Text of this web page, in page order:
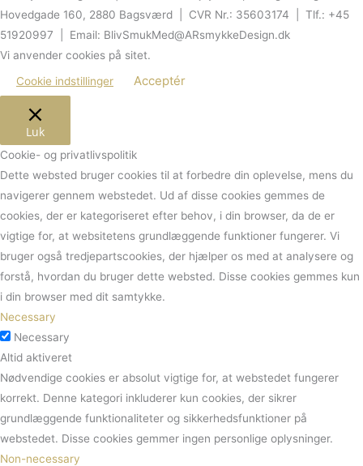
Hovedgade 160, 2880 Bagsværd | CVR Nr.: 35603174 | Tlf.: +45
51920997 | Email: BlivSmukMed@ARsmykkeDesign.dk
Vi anvender cookies på sitet.
Cookie indstillinger
Acceptér
Luk
Cookie- og privatlivspolitik
Dette websted bruger cookies til at forbedre din oplevelse, mens du
navigerer gennem webstedet. Ud af disse cookies gemmes de
cookies, der er kategoriseret efter behov, i din browser, da de er
vigtige for, at websitetens grundlæggende funktioner fungerer. Vi
bruger også tredjepartscookies, der hjælper os med at analysere og
forstå, hvordan du bruger dette websted. Disse cookies gemmes kun
i din browser med dit samtykke.
Necessary
Necessary
Altid aktiveret
Nødvendige cookies er absolut vigtige for, at webstedet fungerer
korrekt. Denne kategori inkluderer kun cookies, der sikrer
grundlæggende funktionaliteter og sikkerhedsfunktioner på
webstedet. Disse cookies gemmer ingen personlige oplysninger.
Non-necessary